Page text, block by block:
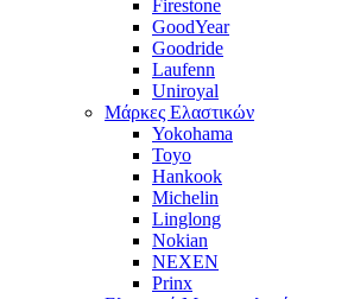
Firestone
GoodYear
Goodride
Laufenn
Uniroyal
Μάρκες Ελαστικών
Yokohama
Toyo
Hankook
Michelin
Linglong
Nokian
NEXEN
Prinx